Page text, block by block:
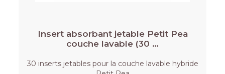
Insert absorbant jetable Petit Pea
couche lavable (30 …
30 inserts jetables pour la couche lavable hybride